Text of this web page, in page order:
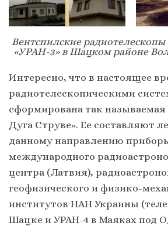
Вентспилские
«УРАН-3» в Шацком районе
Интересно, что в настоящее
радиотелескопическими
сформирована так называемая
Дуга Струве». Ее составляют
данному направлению
международного
центра (Латвия),
геофизического и физико-
институтов НАН Украины
Шацке и УРАН-4 в Маяках под